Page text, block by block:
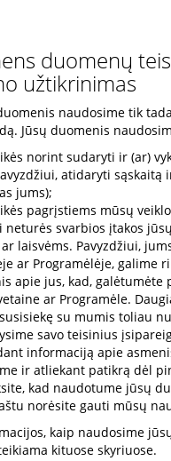
duomenų
užtikrinimas
naudosime tik
Jūsų duomenis
norint sudaryti ir (ar)
atidaryti sąskaitą
jums);
pagrįstiems mūsų
neturės svarbios įtakos
laisvėms. Pavyzdžiui,
ar Programėlėje, galime
apie jus, kad, galėtumėte
ar Programėle.
su mumis toliau
savo teisinius
informaciją apie
ir atliekant patikrą dėl
kad naudotume jūsų
norėsite gauti mūsų
kaip naudosime
kituose skyriuose.